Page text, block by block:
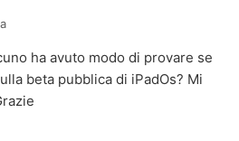
ha avuto modo di provare se
beta pubblica di iPadOs? Mi